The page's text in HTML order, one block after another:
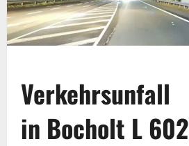
Verkehrsunfall
in Bocholt L 602